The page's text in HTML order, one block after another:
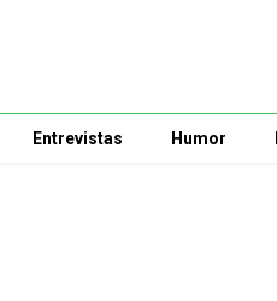
Entrevistas Humor